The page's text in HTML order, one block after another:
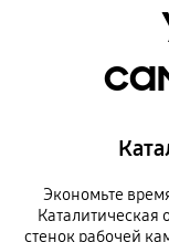
Экономьте
Каталитическая
стенок рабочей